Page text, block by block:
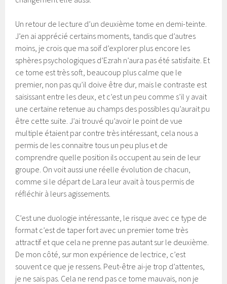
Un retour de lecture d’un deuxième tome en demi-teinte.
J’en ai apprécié certains moments, tandis que d’autres
moins, je crois que ma soif d’explorer plus encore les
sphères psychologiques d’Ezrah n’aura pas été satisfaite. Et
ce tome est très soft, beaucoup plus calme que le
premier, non pas qu’il doive être dur, mais le contraste est
saisissant entre les deux, et c’est un peu comme s’il y avait
une certaine retenue au champs des possibles qu’aurait pu
être cette suite. J’ai trouvé qu’avoir le point de vue
multiple étaient par contre très intéressant, cela nous a
permis de les connaitre tous un peu plus et de
comprendre quelle position ils occupent au sein de leur
groupe. On voit aussi une réelle évolution de chacun,
comme si le départ de Lara leur avait à tous permis de
réfléchir à leurs agissements.
C’est une duologie intéressante, le risque avec ce type de
format c’est de taper fort avec un premier tome très
attractif et que cela ne prenne pas autant sur le deuxième.
De mon côté, sur mon expérience de lectrice, c’est
souvent ce que je ressens. Peut-être ai-je trop d’attentes,
je ne sais pas. Cela ne rend pas ce tome mauvais, non je